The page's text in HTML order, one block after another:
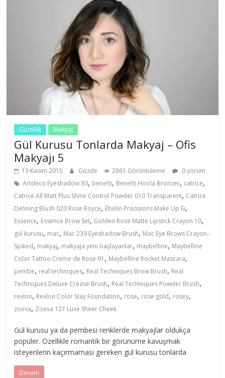
Güzellik Makyaj
Gül Kurusu Tonlarda Makyaj – Ofis
Makyajı 5
13 Kasım 2015 Gözde 2861 Görüntüleme
0 yorum
Artdeco Eyeshadow 30, benefit, Benefit Hoola Bronzer, catrice,
Catrice All Matt Plus Shine Control Powder 010 Transparent, Catrice
Defining Blush 020 Rose Royce, Ebelin Präzisions Make Up Ei,
Essence, Essence Brow Set, Golden Rose Matte Lipstick Crayon 10,
gül kurusu, mac, Mac 239 Eyeshadow Brush, Mac Eye Brows Crayon -
Spiked, makyaj, makyaja yeni başlayanlar, maybelline, Maybelline
Color Tattoo Creme de Rose 91 , Maybelline Rocket Mascara,
pembe, real techniques, Real Techniques Brow Brush, Real
Techniques Deluxe Crease Brush, Real Techniques Powder Brush,
revlon, Revlon Color Stay Foundation, rose, rose gold, rosey,
zoeva, Zoeva 127 Luxe Sheer Cheek
Gül kurusu ya da pembesi renklerde makyajlar oldukça
popüler. Özellikle romantik bir görünüme kavuşmak
isteyenlerin kaçırmaması gereken gül kurusu tonlarda
Devam